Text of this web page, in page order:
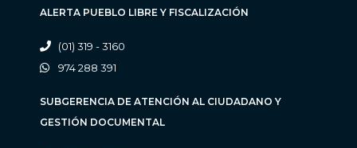
ALERTA PUEBLO LIBRE Y FISCALIZACIÓN
(01) 319 - 3160
974 288 391
SUBGERENCIA DE ATENCIÓN AL CIUDADANO Y
GESTIÓN DOCUMENTAL